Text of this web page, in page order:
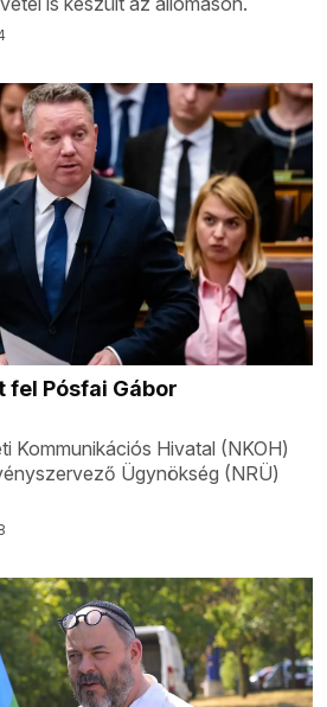
Pósfai Gábor
Kommunikációs Hivatal (NKOH)
Ügynökség (NRÜ)